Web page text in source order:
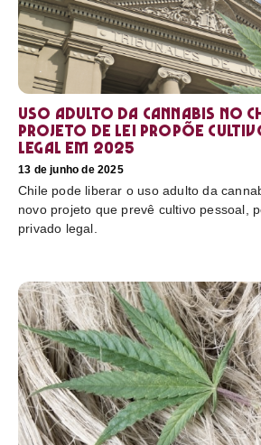
Uso adulto da cannabis no
projeto de lei propõe
legal em 2025
13 de junho de 2025
Chile pode liberar o uso adulto da
novo projeto que prevê cultivo pessoal,
privado legal.